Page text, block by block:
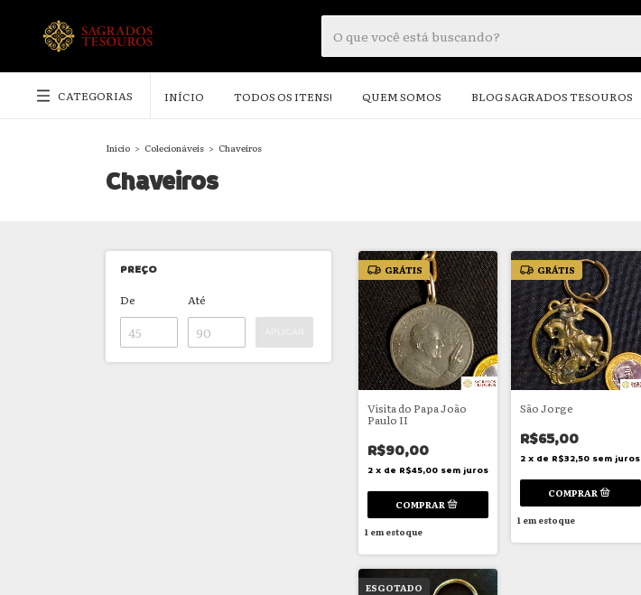
CATEGORIAS INÍCIO TODOS OS ITENS! QUEM SOMOS BLOG SAGRADOS TESOUROS
Início > Colecionáveis > Chaveiros
Chaveiros
PREÇO
De Até
GRÁTIS
Visita do Papa João
Paulo II
R$90,00
2 x de R$45,00 sem juros
1em estoque
GRÁTIS
São Jorge
R$65,00
2 x de R$32,50 sem juros
1em estoque
ESGOTADO